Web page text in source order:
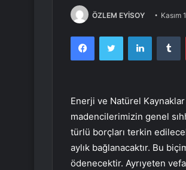
ÖZLEM EYİSOY Kasım
FacebookTwitter LinkedIn
Enerji ve Natürel Kaynaklar
madencilerimizin genel
türlü borçları terkin
aylık bağlanacaktır. Bu
ödenecektir. Ayrıyeten